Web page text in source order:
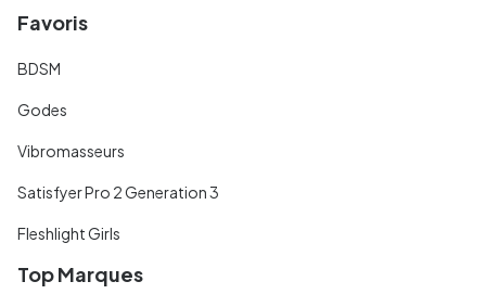
Favoris
BDSM
Godes
Vibromasseurs
Satisfyer Pro 2 Generation 3
Fleshlight Girls
Top Marques